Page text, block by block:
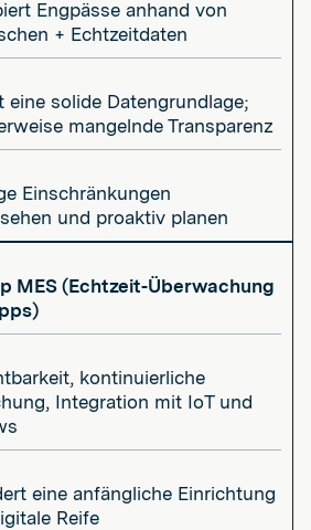
Engpässe anhand von
+ Echtzeitdaten
eine solide Datengrundlage;
mangelnde Transparenz
Einschränkungen
und proaktiv planen
MES (Echtzeit-Überwachung
kontinuierliche
Integration mit IoT und
eine anfängliche Einrichtung
Reife